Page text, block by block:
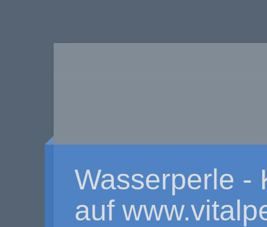
Wasserperle -
auf